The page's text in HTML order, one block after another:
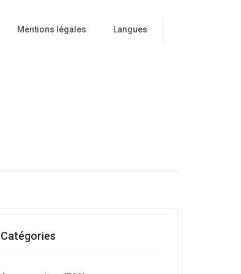
Mentions légales Langues
Catégories